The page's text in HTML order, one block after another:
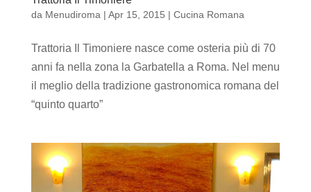
da Menudiroma | Apr 15, 2015 | Cucina Romana
Trattoria Il Timoniere nasce come osteria più di 70
anni fa nella zona la Garbatella a Roma. Nel menu
il meglio della tradizione gastronomica romana del
“quinto quarto”